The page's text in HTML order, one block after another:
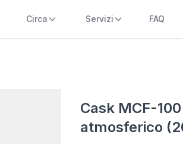
Circa Servizi FAQ
Cask MCF-
atmosferico